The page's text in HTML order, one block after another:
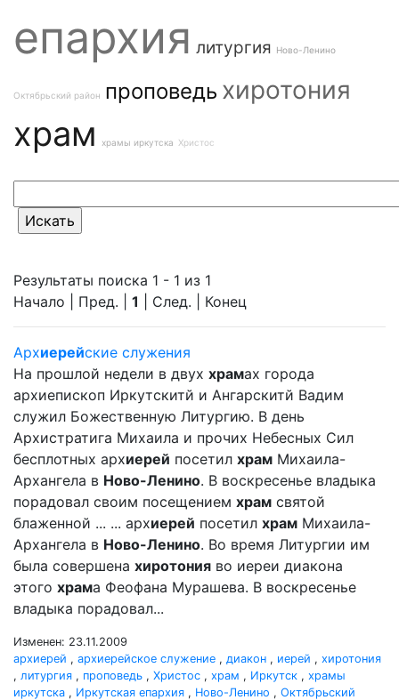
епархия литургия Ново-Ленино
Октябрьский район проповедь хиротония
храм храмы иркутска Христос
Результаты поиска 1 - 1 из 1
Начало | Пред. | 1 | След. | Конец
Архиерейские служения
На прошлой недели в двух храмах города
архиепископ Иркутскитй и Ангарскитй Вадим
служил Божественную Литургию. В день
Архистратига Михаила и прочих Небесных Сил
бесплотных архиерей посетил храм Михаила-
Архангела в Ново-Ленино. В воскресенье владыка
порадовал своим посещением храм святой
блаженной ... ... архиерей посетил храм Михаила-
Архангела в Ново-Ленино. Во время Литургии им
была совершена хиротония во иереи диакона
этого храма Феофана Мурашева. В воскресенье
владыка порадовал...
Изменен: 23.11.2009
архиерей , архиерейское служение , диакон , иерей , хиротония
, литургия , проповедь , Христос , храм , Иркутск , храмы
иркутска , Иркутская епархия , Ново-Ленино , Октябрьский